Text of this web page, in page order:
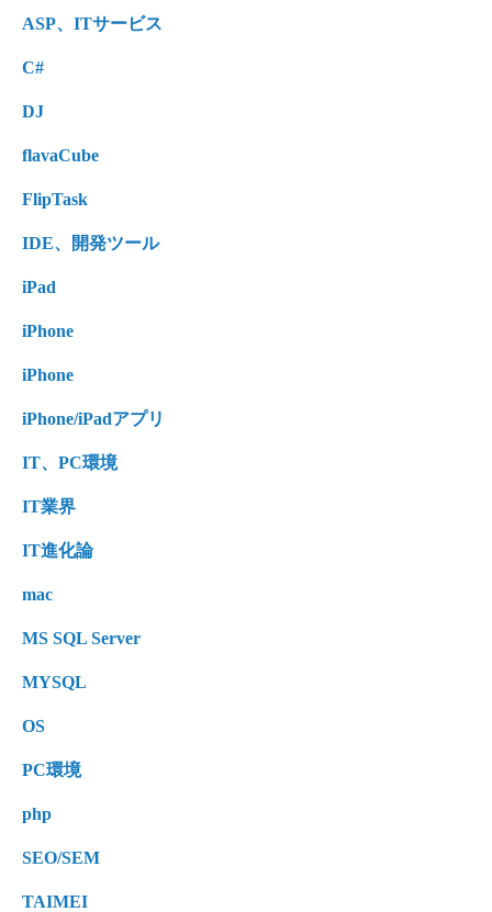
ASP、ITサービス
C#
DJ
flavaCube
FlipTask
IDE、開発ツール
iPad
iPhone
iPhone
iPhone/iPadアプリ
IT、PC環境
IT業界
IT進化論
mac
MS SQL Server
MYSQL
OS
PC環境
php
SEO/SEM
TAIMEI